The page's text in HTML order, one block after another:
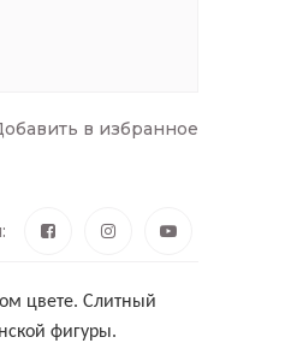
в избранное
цвете. Слитный
фигуры.